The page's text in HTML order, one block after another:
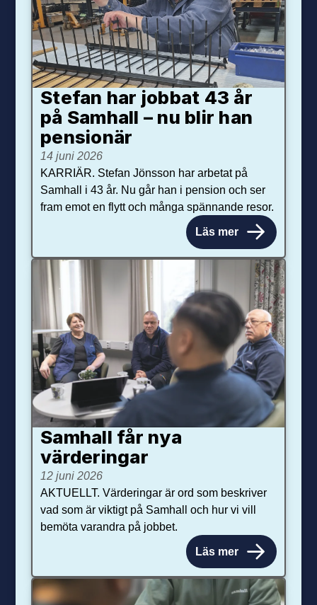
Stefan har jobbat 43 år
på Samhall – nu blir han
pensionär
14 juni 2026
KARRIÄR. Stefan Jönsson har arbetat på
Samhall i 43 år. Nu går han i pension och ser
fram emot en flytt och många spännande resor.
Läs mer
Samhall får nya
värdering­ar
12 juni 2026
AKTUELLT. Värderingar är ord som beskriver
vad som är viktigt på Samhall och hur vi vill
bemöta varandra på jobbet.
Läs mer